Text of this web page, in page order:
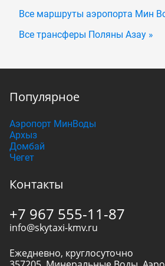
Все маршруты аэропорта Мин
Все трансферы Поляны Азау »
Популярное
Аэропорт МинВоды
Архыз
Домбай
Чегет
Контакты
+7 967 555-11-87
info@skytaxi-kmv.ru
Ежедневно, круглосуточно